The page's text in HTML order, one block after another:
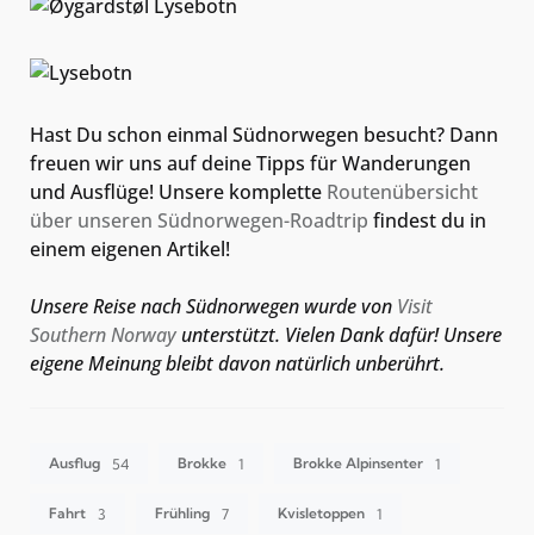
Hast Du schon einmal Südnorwegen besucht? Dann
freuen wir uns auf deine Tipps für Wanderungen
und Ausflüge! Unsere komplette Routenübersicht
über unseren Südnorwegen-Roadtrip findest du in
einem eigenen Artikel!
Unsere Reise nach Südnorwegen wurde von Visit
Southern Norwayunterstützt. Vielen Dank dafür! Unsere
eigene Meinung bleibt davon natürlich unberührt.
Ausflug 54 Brokke 1 Brokke Alpinsenter 1
Fahrt 3 Frühling 7 Kvisletoppen 1